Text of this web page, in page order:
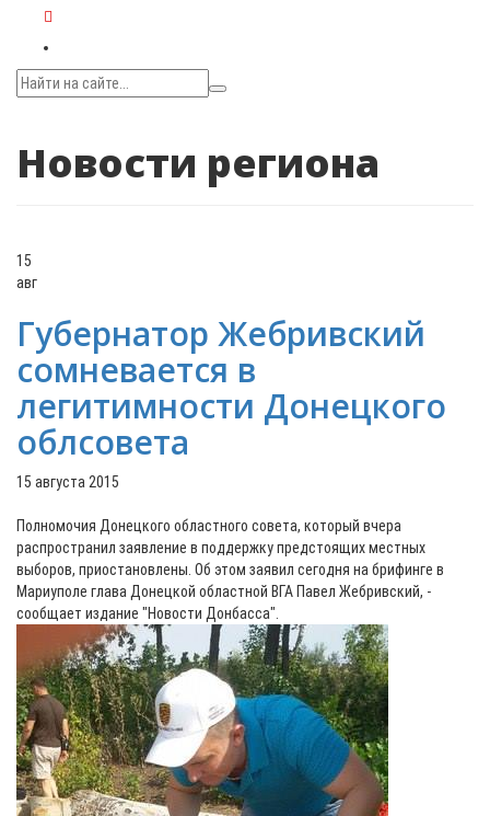
Новости региона
15
авг
Губернатор Жебривский
сомневается в
легитимности Донецкого
облсовета
15 августа 2015
Полномочия Донецкого областного совета, который вчера
распространил заявление в поддержку предстоящих местных
выборов, приостановлены. Об этом заявил сегодня на брифинге в
Мариуполе глава Донецкой областной ВГА Павел Жебривский, -
сообщает издание "Новости Донбасса".